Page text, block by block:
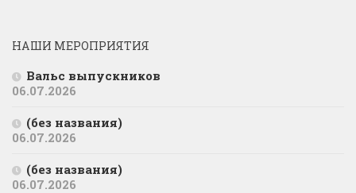
НАШИ МЕРОПРИЯТИЯ
Вальс выпускников
06.07.2026
(без названия)
06.07.2026
(без названия)
06.07.2026